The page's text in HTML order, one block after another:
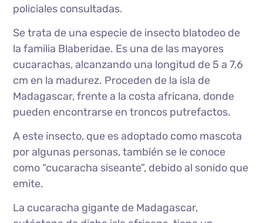
policiales consultadas.
Se trata de una especie de insecto blatodeo de
la familia Blaberidae. Es una de las mayores
cucarachas, alcanzando una longitud de 5 a 7,6
cm en la madurez. Proceden de la isla de
Madagascar, frente a la costa africana, donde
pueden encontrarse en troncos putrefactos.
A este insecto, que es adoptado como mascota
por algunas personas, también se le conoce
como “cucaracha siseante”, debido al sonido que
emite.
La cucaracha gigante de Madagascar,